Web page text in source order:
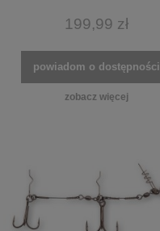
199,99 zł
powiadom o dostępności
zobacz więcej